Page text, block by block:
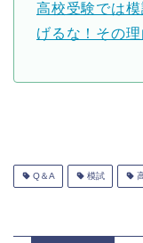
高校受験では
げるな！その
Q＆A 模試